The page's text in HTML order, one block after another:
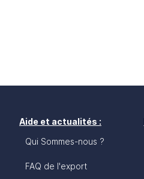
Aide et actualités :
Qui Sommes-nous ?
FAQ de l'export